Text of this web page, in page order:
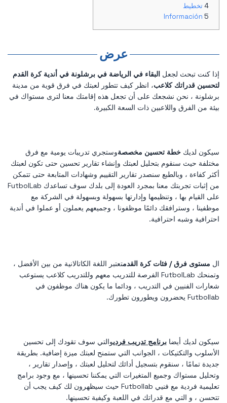
تخطيط
Información
عرض
إذا كنت تبحث لجعل البقاء في الرياضة في برشلونة في أندية كرة القدم
لتحسين قدراتك كلاعب، انظر كيف تتطور لعبتك في فرق قوية من مدينة
برشلونة ، نحن نشجعك على أن تجعل هذه إقامتك معنا لترى مستواك في
بيئة من الفرق واللاعبين ذات السعة الكبيرة.
سيكون لديك خطة تحسين مخصصةوستجري تدريبات يومية مع فرق
مختلفة حيث سنقوم بتحليل لعبتك وإنشاء تقارير تحسين حتى تكون لعبتك
أكثر كفاءة ، وبالطبع سنصدر تقارير التقييم وشهادات المتابعة حتى تتمكن
من إثبات تجربتك معنا بمجرد العودة إلى بلدك سوف تساعدك FutbolLab
على القيام بها ، وتنظيمها وإدارتها بسهولة وبسهولة في الشركة مع
موظفينا ، وسترافقك دائمًا موظفونا ، وجميعهم يعملون أو عملوا في أندية
احترافية وشبه احترافية.
ال مستوى فرق / فئات كرة القدمتعتبر اللغة الكاتالانية من بين الأفضل ،
وتمنحك FutbolLab الفرصة للتدريب معهم وللتدريب كلاعب يستوعب
شعارات الفنيين في التدريب ، ودائما ما يكون هناك موظفون في
Futbollab يحضرون ويطورون تطورك.
سيكون لديك أيضا برنامج تدريب فرديوالتي سوف تقودك إلى تحسين
الأسلوب والتكتيكات ، الجوانب التي ستمنح لعبتك ميزة إضافية. بطريقة
جديدة تمامًا ، سنقوم بتسجيل أدائك لتحليل لعبتك ، وإصدار تقارير ،
وتحليل مستواك وجميع المتغيرات التي يمكننا تحسينها ، مع وجود برامج
تعليمية فردية مع فنيي Futbollab حيث سيظهرون لك كيف يجب أن
تتحسن ، و التي مع قدراتك في اللعبة وكيفية تحسينها.